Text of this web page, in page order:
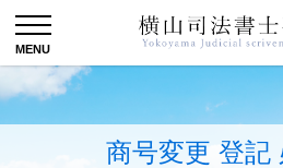
商号変更 登記